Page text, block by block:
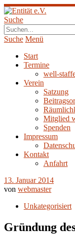
Suche
Suche Menü
Start
Termine
well-
Verein
Satzung
Mitglied
Spenden
Impressum
Kontakt
Anfahrt
13. Januar 2014
von webmaster
Unkategorisiert
Gründung